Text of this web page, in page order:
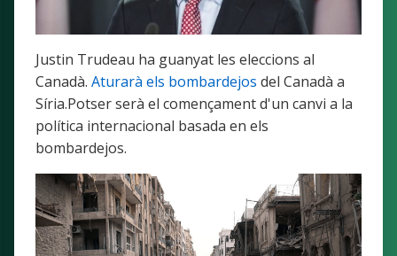
Justin Trudeau ha guanyat les eleccions al
Canadà. Aturarà els bombardejos del Canadà a
Síria.Potser serà el començament d'un canvi a la
política internacional basada en els
bombardejos.